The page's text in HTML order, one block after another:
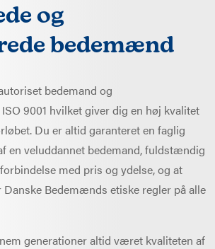
og
bedemænd
bedemand og
ISO 9001 hvilket giver dig en høj kvalitet
Du er altid garanteret en faglig
en veluddannet bedemand, fuldstændig
med pris og ydelse, og at
Danske Bedemænds etiske regler på alle
generationer altid været kvaliteten af